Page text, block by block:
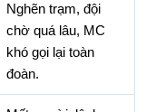
Nghẽn trạm, đội
chờ quá lâu, MC
khó gọi lại toàn
đoàn.